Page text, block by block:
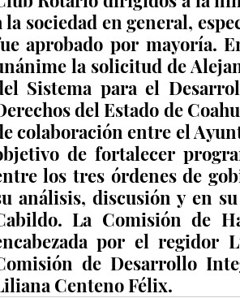
la sociedad en general,
aprobado por mayoría.
la solicitud de
Sistema para el
del Estado de
colaboración entre el
de fortalecer
los tres órdenes de
análisis, discusión y en
La Comisión de
por el regidor
de Desarrollo
Centeno Félix.